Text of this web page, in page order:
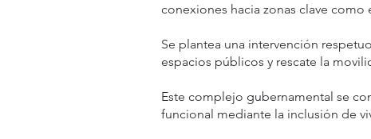
conexiones hacia zonas clave como
Se plantea una intervención
espacios públicos y rescate la
Este complejo gubernamental se
funcional mediante la inclusión de